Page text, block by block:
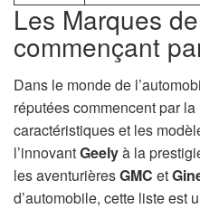
Les Marques
commençant
Dans le monde de
réputées commencent par la
caractéristiques et les
l’innovantGeelyà la
les aventurièresGMC et
d’automobile, cette liste est